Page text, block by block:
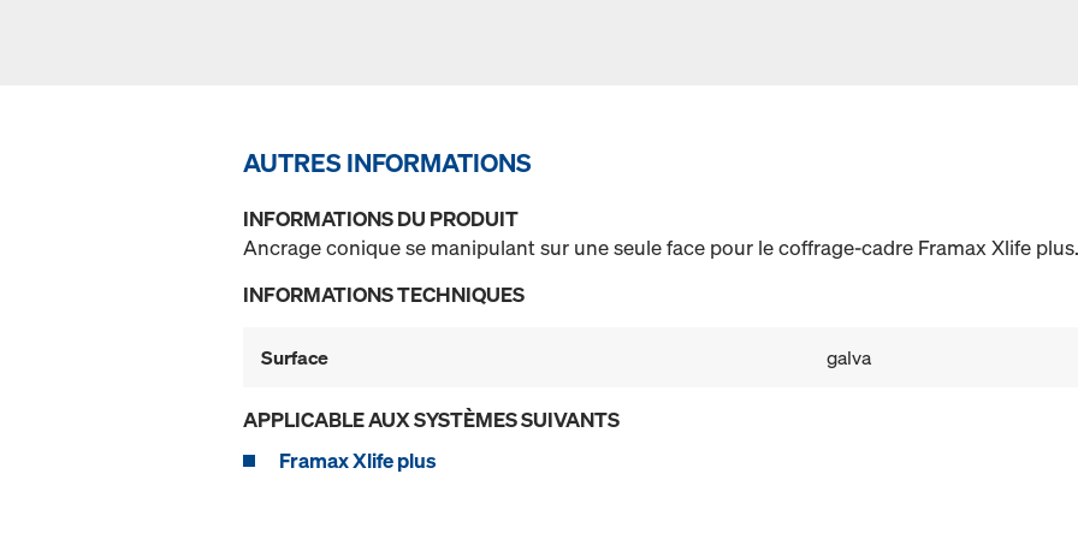
AUTRES INFORMATIONS
INFORMATIONS DU PRODUIT
Ancrage conique se manipulant sur une seule face pour le coffrage-cadre Framax Xlife plus.
INFORMATIONS TECHNIQUES
Surface galva
APPLICABLE AUX SYSTÈMES SUIVANTS
Framax Xlife plus